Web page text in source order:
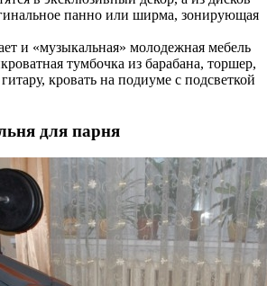
панно или ширма, зонирующая
и «музыкальная» молодежная мебель
тумбочка из барабана, торшер,
кровать на подиуме с подсветкой
для парня